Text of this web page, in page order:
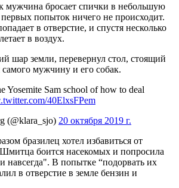
мужчина бросает спички в небольшую
попыток ничего не происходит.
в отверстие, и спустя несколько
в воздух.
шар земли, перевернул стол, стоящий
самого мужчину и его собак.
Yosemite Sam school of how to deal
40ElxsFPem
(@klara_sjo) 20 октября 2019 г.
бразилец хотел избавиться от
боится насекомых и попросила
навсегда". В попытке “подорвать их
в отверстие в земле бензин и